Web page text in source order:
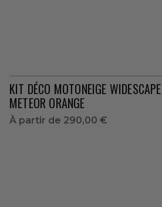
KIT DÉCO MOTONEIGE WIDESCAPE
METEOR ORANGE
À partir de 290,00 €